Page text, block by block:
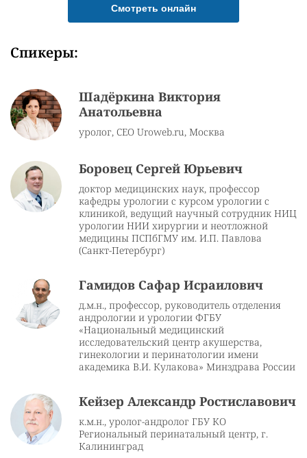
Смотреть онлайн
Спикеры:
Шадёркина Виктория
Анатольевна
уролог, CEO Uroweb.ru, Москва
Боровец Сергей Юрьевич
доктор медицинских наук, профессор
кафедры урологии с курсом урологии с
клиникой, ведущий научный сотрудник НИЦ
урологии НИИ хирургии и неотложной
медицины ПСПбГМУ им. И.П. Павлова
(Санкт-Петербург)
Гамидов Сафар Исраилович
д.м.н., профессор, руководитель отделения
андрологии и урологии ФГБУ
«Национальный медицинский
исследовательский центр акушерства,
гинекологии и перинатологии имени
академика В.И. Кулакова» Минздрава России
Кейзер Александр Ростиславович
к.м.н., уролог-андролог ГБУ КО
Региональный перинатальный центр, г.
Калининград